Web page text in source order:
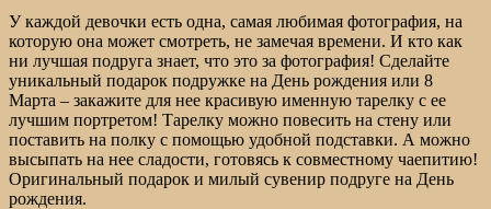
У каждой девочки есть одна, самая любимая фотография, на
которую она может смотреть, не замечая времени. И кто как
ни лучшая подруга знает, что это за фотография! Сделайте
уникальный подарок подружке на День рождения или 8
Марта – закажите для нее красивую именную тарелку с ее
лучшим портретом! Тарелку можно повесить на стену или
поставить на полку с помощью удобной подставки. А можно
высыпать на нее сладости, готовясь к совместному чаепитию!
Оригинальный подарок и милый сувенир подруге на День
рождения.